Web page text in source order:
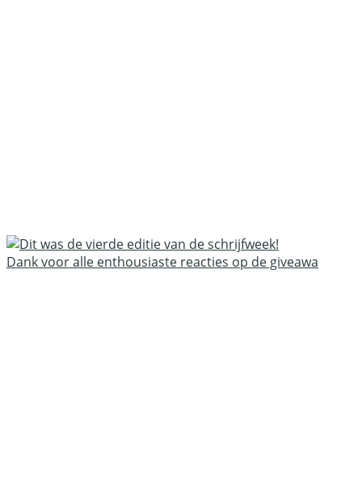
Dank voor alle enthousiaste reacties op de giveawa